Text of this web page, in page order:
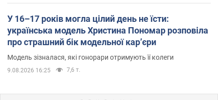
У 16–17 років могла цілий день не їсти:
українська модель Христина Пономар розповіла
про страшний бік модельної кар’єри
Модель зізналася, які гонорари отримують її колеги
9.08.2026 16:25 7,6 т.